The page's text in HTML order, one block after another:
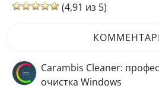
(4,91 из 5)
Carambis Cleaner:
очистка Windows